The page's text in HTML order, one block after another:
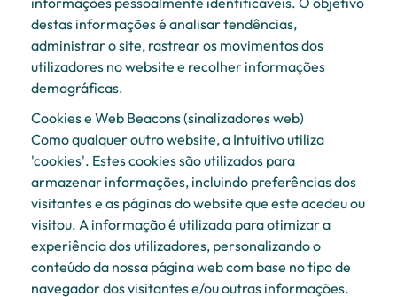
destas informações é analisar tendências,
administrar o site, rastrear os movimentos dos
utilizadores no website e recolher informações
demográficas.
Cookies e Web Beacons (sinalizadores web)
Como qualquer outro website, a Intuitivo utiliza
'cookies'. Estes cookies são utilizados para
armazenar informações, incluindo preferências dos
visitantes e as páginas do website que este acedeu ou
visitou. A informação é utilizada para otimizar a
experiência dos utilizadores, personalizando o
conteúdo da nossa página web com base no tipo de
navegador dos visitantes e/ou outras informações.